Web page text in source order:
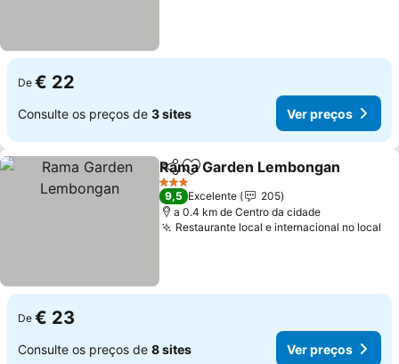
De € 22
Consulte os preços de 3 sites Ver preços
PartilharAdicionar aos favoritos
Rama Garden Lembongan
3 Estrelas
9,5 Excelente
205
a 0.4 km de Centro da cidade
Restaurante local e internacional no local
De € 23
Consulte os preços de 8 sites Ver preços